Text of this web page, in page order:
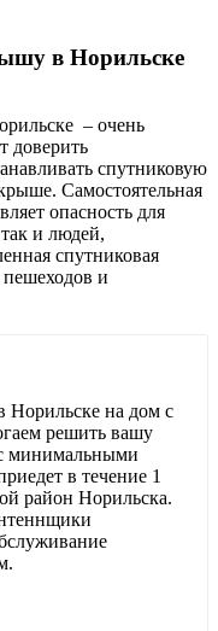
в Норильске
– очень
доверить
спутниковую
Самостоятельная
опасность для
и людей,
спутниковая
пешеходов и
Норильске на дом с
решить вашу
минимальными
в течение 1
район Норильска.